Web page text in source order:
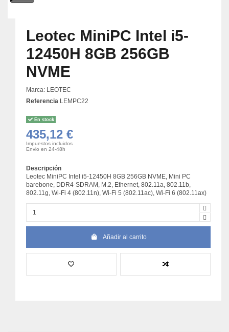
Leotec MiniPC Intel i5-
12450H 8GB 256GB
NVME
Marca: LEOTEC
Referencia LEMPC22
En stock
435,12 €
Impuestos incluidos
Envio en 24-48h
Descripción
Leotec MiniPC Intel i5-12450H 8GB 256GB NVME, Mini PC
barebone, DDR4-SDRAM, M.2, Ethernet, 802.11a, 802.11b,
802.11g, Wi-Fi 4 (802.11n), Wi-Fi 5 (802.11ac), Wi-Fi 6 (802.11ax)
Añadir al carrito